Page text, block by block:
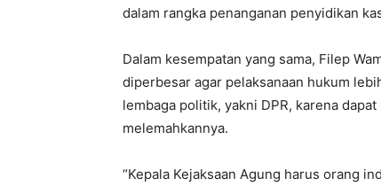
dalam rangka penanganan penyidikan
Dalam kesempatan yang sama, Filep
diperbesar agar pelaksanaan hukum
lembaga politik, yakni DPR, karena
melemahkannya.
“Kepala Kejaksaan Agung harus orang